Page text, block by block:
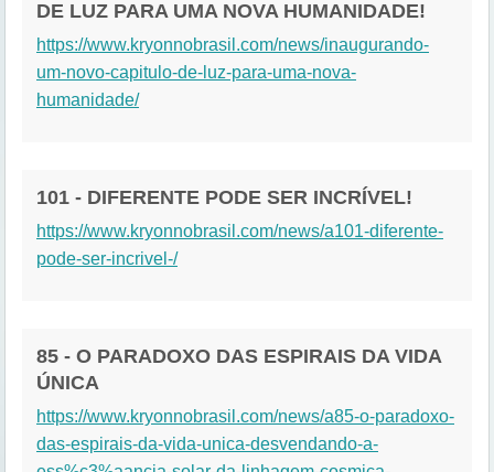
DE LUZ PARA UMA NOVA HUMANIDADE!
https://www.kryonnobrasil.com/news/inaugurando-
um-novo-capitulo-de-luz-para-uma-nova-
humanidade/
101 - DIFERENTE PODE SER INCRÍVEL!
https://www.kryonnobrasil.com/news/a101-diferente-
pode-ser-incrivel-/
85 - O PARADOXO DAS ESPIRAIS DA VIDA
ÚNICA
https://www.kryonnobrasil.com/news/a85-o-paradoxo-
das-espirais-da-vida-unica-desvendando-a-